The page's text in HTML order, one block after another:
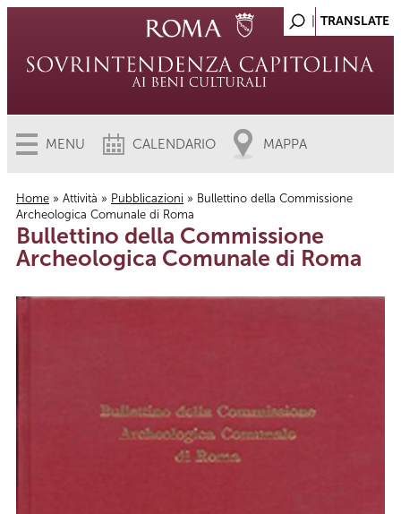
MENU CALENDARIO MAPPA
Tu sei qui
Home » Attività » Pubblicazioni » Bullettino della Commissione
Archeologica Comunale di Roma
Bullettino della Commissione
Archeologica Comunale di Roma